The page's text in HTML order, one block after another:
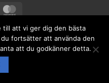
Solutions, proffs på lokal
till att vi ger dig den bästa
fortsätter att använda den
att du godkänner detta.